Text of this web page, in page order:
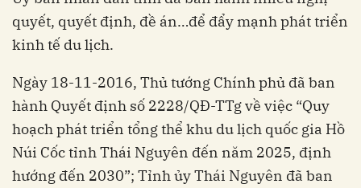
quyết, quyết định, đề án…để đẩy mạnh phát triển
kinh tế du lịch.
Ngày 18-11-2016, Thủ tướng Chính phủ đã ban
hành Quyết định số 2228/QĐ-TTg về việc “Quy
hoạch phát triển tổng thể khu du lịch quốc gia Hồ
Núi Cốc tỉnh Thái Nguyên đến năm 2025, định
hướng đến 2030”; Tỉnh ủy Thái Nguyên đã ban